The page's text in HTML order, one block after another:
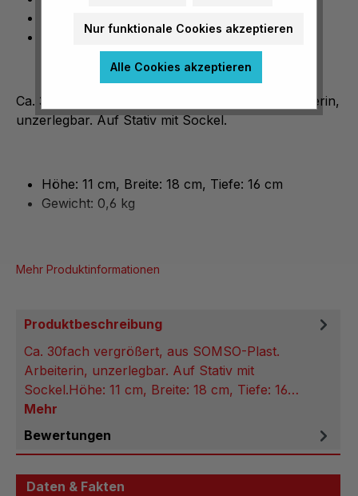
Gewicht: 0,6 kg
Ca. 30fach vergrößert, aus SOMSO-Plast. Arbeiterin,
unzerlegbar. Auf Stativ mit Sockel.
Höhe: 11 cm, Breite: 18 cm, Tiefe: 16 cm
Gewicht: 0,6 kg
Mehr Produktinformationen
Produktbeschreibung
Ca. 30fach vergrößert, aus SOMSO-Plast.
Arbeiterin, unzerlegbar. Auf Stativ mit
Sockel.Höhe: 11 cm, Breite: 18 cm, Tiefe: 16…
Mehr
Bewertungen
Daten & Fakten
Nur funktionale Cookies akzeptieren
Alle Cookies akzeptieren